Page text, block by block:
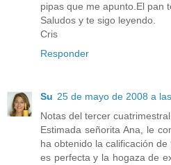
pipas que me apunto.El pan
Saludos y te sigo leyendo.
Cris
Responder
Su 25 de mayo de 2008 a
Notas del tercer
Estimada señorita Ana, le
ha obtenido la calificación
es perfecta y la hogaza de